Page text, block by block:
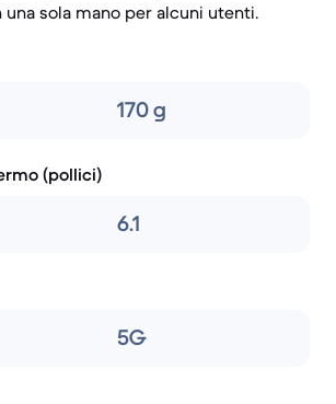
sola mano per alcuni utenti.
170 g
(pollici)
6.1
5G